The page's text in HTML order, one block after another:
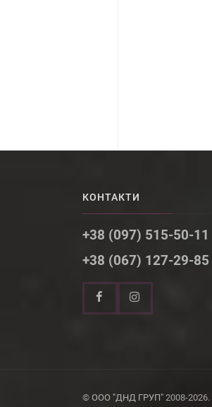
КОНТАКТИ
+38 (097) 515-50-11
+38 (067) 127-29-85
© ООО "ДНД ГРУП" 2008-2026.